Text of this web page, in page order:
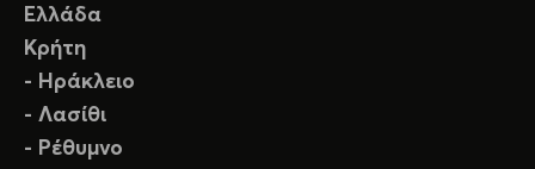
Ελλάδα
Κρήτη
- Ηράκλειο
- Λασίθι
- Ρέθυμνο